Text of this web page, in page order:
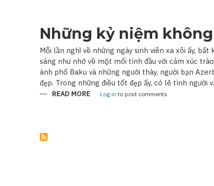
GIAN–
VIỆT
NAM
ĐANG
TRÊN
ĐÀ
PHÁT
TRIỂN”
Những kỷ niệm
Mỗi lần nghĩ về những ngày sinh viên xa xôi ấy,
sáng như nhớ về một mối tình đầu với cảm xúc
ành phố Baku và những người thày, người bạn
đẹp. Trong những điều tốt đẹp ấy, có lẽ tình người
READ MORE ABOUT
Log in to post comments